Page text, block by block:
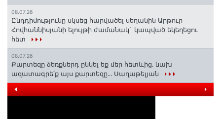
08.07.26
Ընդդիմությունը սկսեց հարվածել սեղանին Արթուր
Հովհաննիսյանի ելույթի ժամանակ` կապված եկեղեցու
հետ
08.07.26
Քարտեզը ձեռքներդ ընկել եք մեր հետևից․ նախ
ազատագրե՛ք այս քարտեզը․․․ Սաղաթելյան